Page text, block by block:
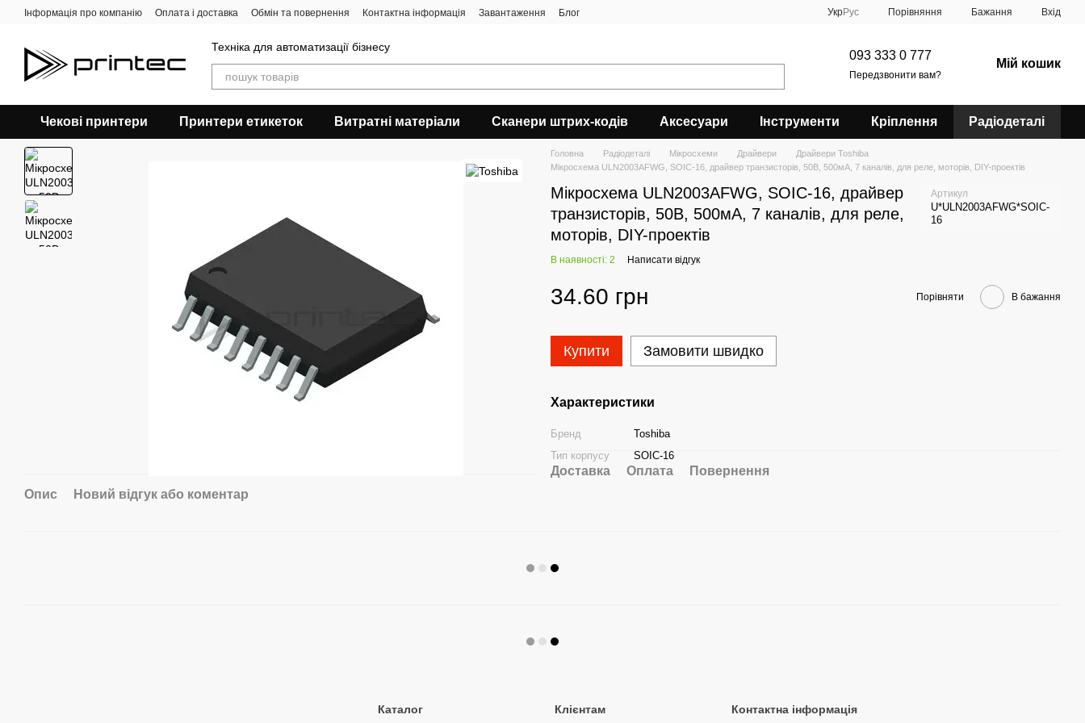
Перейти до основного контенту
Інформація про компанію Оплата і доставка Обмін та повернення Контактна інформація Завантаження Блог УкрРус Порівняння Бажання Вхід
Техніка для автоматизації бізнесу
093 333 0 777
Передзвонити вам?
Мій кошик
Чекові принтери Принтери етикеток Витратні матеріали Сканери штрих-кодів Аксесуари Інструменти Кріплення Радіодеталі
Опис Новий відгук або коментар
Головна Радіодеталі Мікросхеми Драйвери
Драйвери Toshiba
Мікросхема ULN2003AFWG, SOIC-16, драйвер транзисторів, 50В, 500мА, 7 каналів, для реле, моторів, DIY-проектів
Мікросхема ULN2003AFWG, SOIC-16, драйвер
транзисторів, 50В, 500мА, 7 каналів, для реле,
моторів, DIY-проектів
Артикул
U*ULN2003AFWG*SOIC-
16
В наявності: 2 Написати відгук
34.60 грн Порівняти В бажання
Купити Замовити швидко
Характеристики
Бренд
Toshiba
Тип корпусу
SOIC-16
Доставка Оплата Повернення
Каталог Клієнтам Контактна інформація